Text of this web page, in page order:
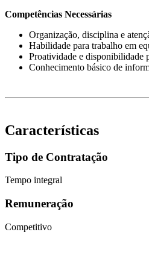
Competências Necessárias
Organização, disciplina e
Habilidade para trabalho em
Proatividade e disponibilidade
Conhecimento básico de
Características
Tipo de Contratação
Tempo integral
Remuneração
Competitivo